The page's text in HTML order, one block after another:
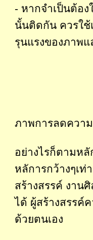
- หากจำเป็นต้อ
นั้นติดกัน ควรใช้
รุนแรงของภาพ
ภาพการลดคว
อย่างไรก็ตามห
หลัการกว้างๆเท่
สร้างสรรค์ งาน
ได้ ผู้สร้างสรรค์
ด้วยตนเอง